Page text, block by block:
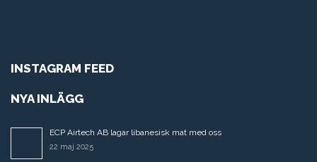
INSTAGRAM FEED
NYA INLÄGG
ECP Airtech AB lagar libanesisk mat med oss
22 maj 2025